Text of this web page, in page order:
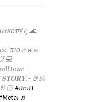
🌊,
πιο metal
💻
-
- 🤘🏻
#RnRT
♬